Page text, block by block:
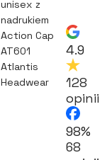
unisex z
nadrukiem
Action Cap
AT601
Atlantis
Headwear
4.9
128
opinii
98%
68